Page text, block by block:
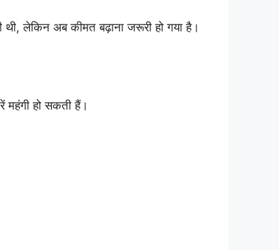
लेकिन अब कीमत बढ़ाना जरूरी हो गया है।
महंगी हो सकती हैं।